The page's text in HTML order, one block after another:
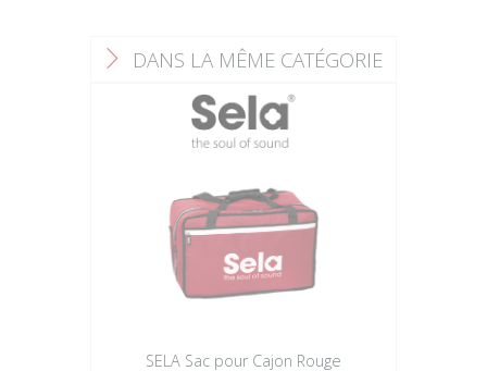
F DANS LA MÊME CATÉGORIE
SELA Sac pour Cajon Rouge